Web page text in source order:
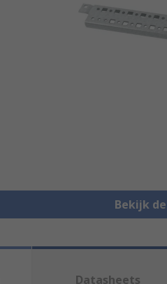
Bekijk
Datasheets